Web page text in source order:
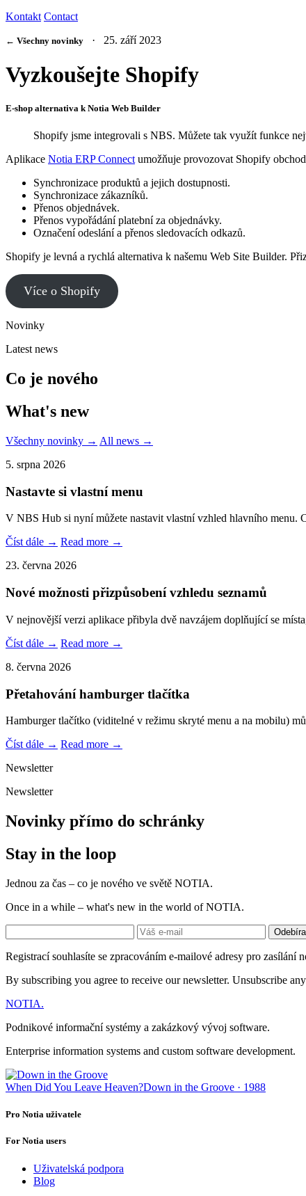
Kontakt Contact
← Všechny novinky · 25. září 2023
Vyzkoušejte Shopify
E-shop alternativa k Notia Web Builder
Shopify jsme integrovali s NBS. Můžete tak využít funkce
Aplikace Notia ERP Connect umožňuje provozovat Shopify
Synchronizace produktů a jejich dostupnosti.
Synchronizace zákazníků.
Přenos objednávek.
Přenos vypořádání platební za objednávky.
Označení odeslání a přenos sledovacích odkazů.
Shopify je levná a rychlá alternativa k našemu Web Site Builder.
Více o Shopify
Novinky
Latest news
Co je nového
What's new
Všechny novinky → All news →
5. srpna 2026
Nastavte si vlastní menu
V NBS Hub si nyní můžete nastavit vlastní vzhled hlavního menu.
Číst dále → Read more →
23. června 2026
Nové možnosti přizpůsobení vzhledu seznamů
V nejnovější verzi aplikace přibyla dvě navzájem doplňující se
Číst dále → Read more →
8. června 2026
Přetahování hamburger tlačítka
Hamburger tlačítko (viditelné v režimu skryté menu a na mobilu)
Číst dále → Read more →
Newsletter
Newsletter
Novinky přímo do schránky
Stay in the loop
Jednou za čas – co je nového ve světě NOTIA.
Once in a while – what's new in the world of NOTIA.
Registrací souhlasíte se zpracováním e-mailové adresy pro zasílání
By subscribing you agree to receive our newsletter. Unsubscribe
NOTIA.
Podnikové informační systémy a zakázkový vývoj software.
Enterprise information systems and custom software development.
When Did You Leave Heaven?Down in the Groove · 1988
Pro Notia uživatele
For Notia users
Uživatelská podpora
Blog